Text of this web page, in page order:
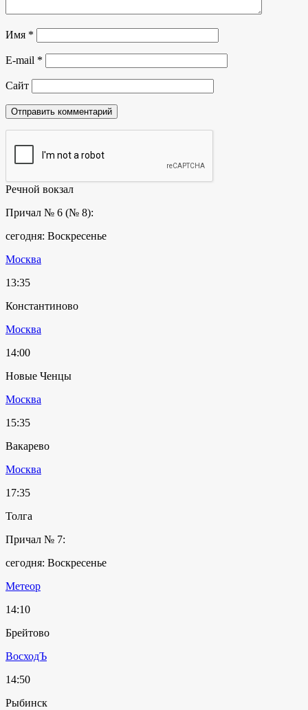
Имя *
E-mail *
Сайт
Речной вокзал
Причал № 6 (№ 8):
сегодня: Воскресенье
Москва
13:35
Константиново
Москва
14:00
Новые Ченцы
Москва
15:35
Вакарево
Москва
17:35
Толга
Причал № 7:
сегодня: Воскресенье
Метеор
14:10
Брейтово
ВосходЪ
14:50
Рыбинск